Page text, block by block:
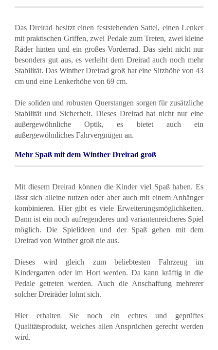
Das Dreirad besitzt einen feststehenden Sattel, einen Lenker
mit praktischen Griffen, zwei Pedale zum Treten, zwei kleine
Räder hinten und ein großes Vorderrad. Das sieht nicht nur
besonders gut aus, es verleiht dem Dreirad auch noch mehr
Stabilität. Das Winther Dreirad groß hat eine Sitzhöhe von 43
cm und eine Lenkerhöhe von 69 cm.
Die soliden und robusten Querstangen sorgen für zusätzliche
Stabilität und Sicherheit. Dieses Dreirad hat nicht nur eine
außergewöhnliche Optik, es bietet auch ein
außergewöhnliches Fahrvergnügen an.
Mehr Spaß mit dem Winther Dreirad groß
Mit diesem Dreirad können die Kinder viel Spaß haben. Es
lässt sich alleine nutzen oder aber auch mit einem Anhänger
kombinieren. Hier gibt es viele Erweiterungsmöglichkeiten.
Dann ist ein noch aufregenderes und variantenreicheres Spiel
möglich. Die Spielideen und der Spaß gehen mit dem
Dreirad von Winther groß nie aus.
Dieses wird gleich zum beliebtesten Fahrzeug im
Kindergarten oder im Hort werden. Da kann kräftig in die
Pedale getreten werden. Auch die Anschaffung mehrerer
solcher Dreiräder lohnt sich.
Hier erhalten Sie noch ein echtes und geprüftes
Qualitätsprodukt, welches allen Ansprüchen gerecht werden
wird.